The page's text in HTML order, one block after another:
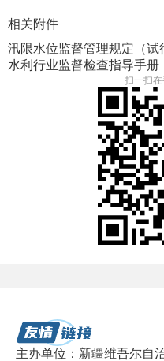
相关附件
汛限水位监督管理规定（试
水利行业监督检查指导手
扫一扫
主办单位：新疆维吾尔自